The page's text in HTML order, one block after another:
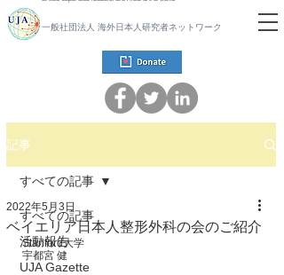
一般社団法人 海外日本人研究者ネットワーク
記事
すべての記事
活動報告
UJA Gazette
すべての記事
ベイエリア日本人整形外科の会のご紹介
2022年5月3日
Stanford大学
宇都宮 健